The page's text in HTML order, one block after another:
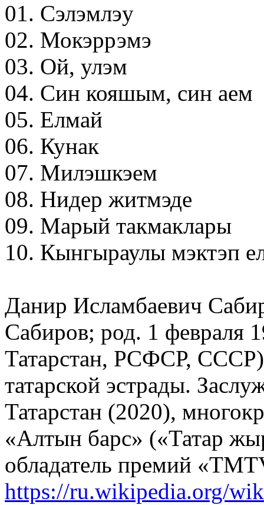
01. Сэлэмлэу
02. Мокэррэмэ
03. Ой, улэм
04. Син кояшым, син аем
05. Елмай
06. Кунак
07. Милэшкэем
08. Нидер житмэде
09. Марый такмаклары
10. Кынгыраулы мэктэп
Данир Исламбаевич
Сабиров; род. 1 февраля
Татарстан, РСФСР, СССР)
татарской эстрады.
Татарстан (2020),
«Алтын барс» («Татар
обладатель премий
https://ru.wikipedia.org/